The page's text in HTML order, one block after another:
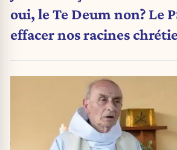
oui, le Te Deum non? Le
effacer nos racines